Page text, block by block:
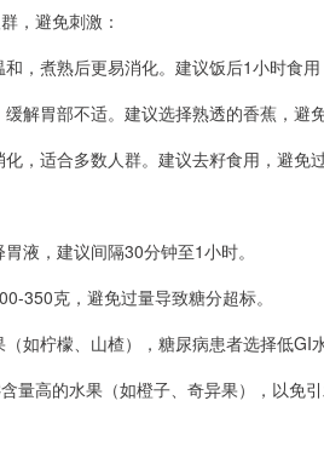
，避免刺激：
，煮熟后更易消化。建议饭后1小时食用
解胃部不适。建议选择熟透的香蕉，避
，适合多数人群。建议去籽食用，避免
液，建议间隔30分钟至1小时。
350克，避免过量导致糖分超标。
如柠檬、山楂），糖尿病患者选择低GI
量高的水果（如橙子、奇异果），以免引